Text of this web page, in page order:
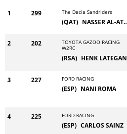
1 299 The Dacia Sandriders
(QAT) NASSER AL-ATTIYAH
2 202
TOYOTA GAZOO RACING
W2RC
(RSA) HENK LATEGAN
3 227 FORD RACING
(ESP) NANI ROMA
4 225 FORD RACING
(ESP) CARLOS SAINZ